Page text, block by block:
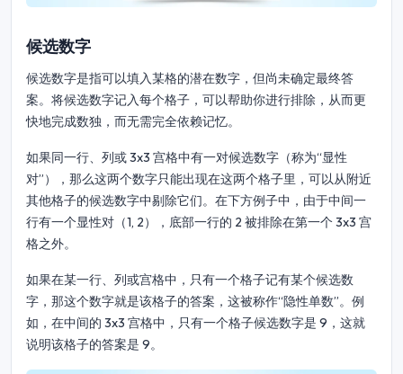
候选数字
候选数字是指可以填入某格的潜在数字，但尚未确定最终答
案。将候选数字记入每个格子，可以帮助你进行排除，从而更
快地完成数独，而无需完全依赖记忆。
如果同一行、列或 3x3 宫格中有一对候选数字（称为“显性
对”），那么这两个数字只能出现在这两个格子里，可以从附近
其他格子的候选数字中剔除它们。在下方例子中，由于中间一
行有一个显性对（1, 2），底部一行的 2 被排除在第一个 3x3 宫
格之外。
如果在某一行、列或宫格中，只有一个格子记有某个候选数
字，那这个数字就是该格子的答案，这被称作“隐性单数”。例
如，在中间的 3x3 宫格中，只有一个格子候选数字是 9，这就
说明该格子的答案是 9。